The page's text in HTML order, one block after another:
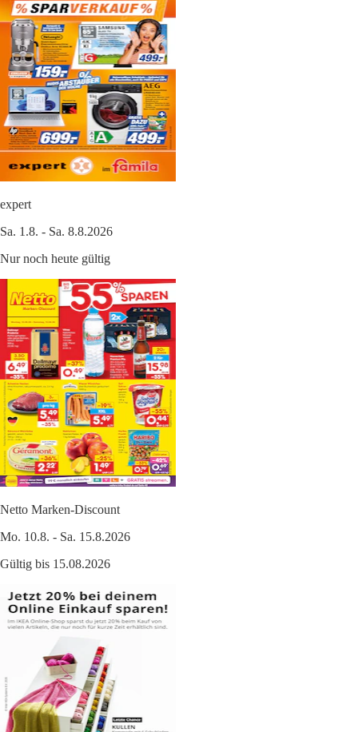
expert
Sa. 1.8. - Sa. 8.8.2026
Nur noch heute gültig
Netto Marken-Discount
Mo. 10.8. - Sa. 15.8.2026
Gültig bis 15.08.2026